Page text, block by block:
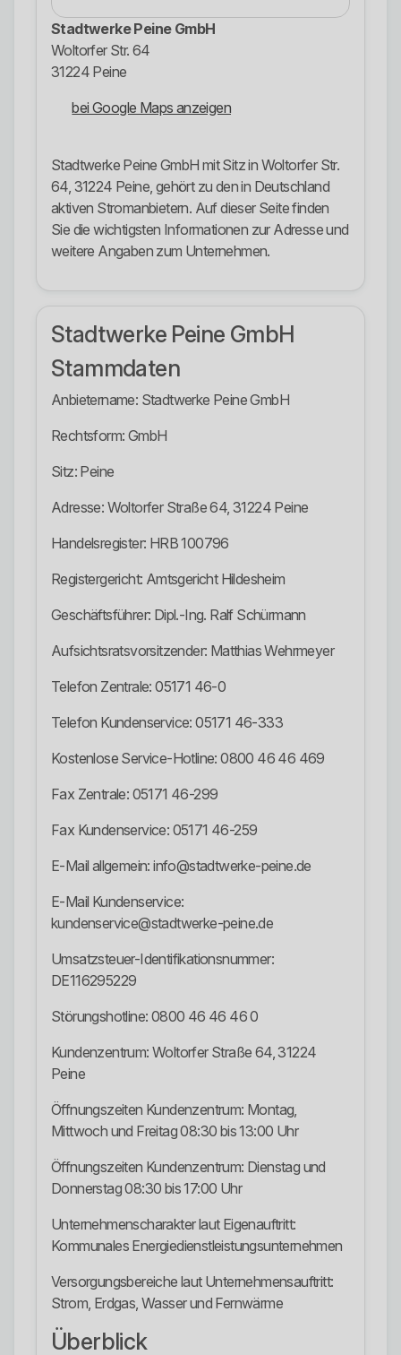
Stadtwerke Peine GmbH
Woltorfer Str. 64
31224 Peine
bei Google Maps anzeigen
Stadtwerke Peine GmbH mit Sitz in Woltorfer Str.
64, 31224 Peine, gehört zu den in Deutschland
aktiven Stromanbietern. Auf dieser Seite finden
Sie die wichtigsten Informationen zur Adresse und
weitere Angaben zum Unternehmen.
Stadtwerke Peine GmbH
Stammdaten
Anbietername: Stadtwerke Peine GmbH
Rechtsform: GmbH
Sitz: Peine
Adresse: Woltorfer Straße 64, 31224 Peine
Handelsregister: HRB 100796
Registergericht: Amtsgericht Hildesheim
Geschäftsführer: Dipl.-Ing. Ralf Schürmann
Aufsichtsratsvorsitzender: Matthias Wehrmeyer
Telefon Zentrale: 05171 46-0
Telefon Kundenservice: 05171 46-333
Kostenlose Service-Hotline: 0800 46 46 469
Fax Zentrale: 05171 46-299
Fax Kundenservice: 05171 46-259
E-Mail allgemein: info@stadtwerke-peine.de
E-Mail Kundenservice:
kundenservice@stadtwerke-peine.de
Umsatzsteuer-Identifikationsnummer:
DE116295229
Störungshotline: 0800 46 46 46 0
Kundenzentrum: Woltorfer Straße 64, 31224
Peine
Öffnungszeiten Kundenzentrum: Montag,
Mittwoch und Freitag 08:30 bis 13:00 Uhr
Öffnungszeiten Kundenzentrum: Dienstag und
Donnerstag 08:30 bis 17:00 Uhr
Unternehmenscharakter laut Eigenauftritt:
Kommunales Energiedienstleistungsunternehmen
Versorgungsbereiche laut Unternehmensauftritt:
Strom, Erdgas, Wasser und Fernwärme
Überblick